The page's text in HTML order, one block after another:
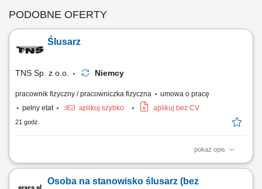
PODOBNE OFERTY
Ślusarz
TNS Sp. z o.o. Niemcy
pracownik fizyczny / pracowniczka fizyczna
umowa o pracę
pełny etat
aplikuj szybko aplikuj bez CV
21 godz.
pokaż opis
Opis stanowiska: prace montażowe i wykańczające wyposażenie
zespole; zaangażowanie, sumienność, dyspozycyjność; umiejętność
Osoba na stanowisko ślusarz (bez